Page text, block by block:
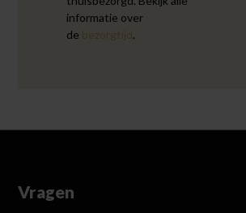
informatie over
de bezorgtijd.
Vragen